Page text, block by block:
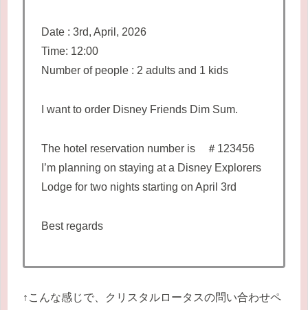
Date : 3rd, April, 2026
Time: 12:00
Number of people : 2 adults and 1 kids
I want to order Disney Friends Dim Sum.
The hotel reservation number is ＃123456
I’m planning on staying at a Disney Explorers
Lodge for two nights starting on April 3rd
Best regards
↑こんな感じで、クリスタルロータスの問い合わせペ